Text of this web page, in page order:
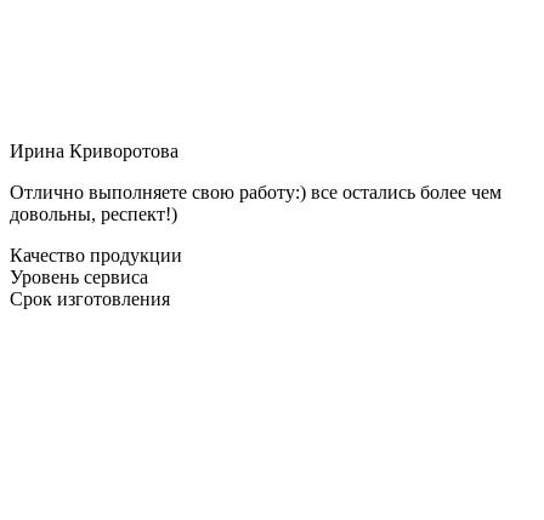
Ирина Криворотова
Отлично выполняете свою работу:) все остались более чем
довольны, респект!)
Качество продукции
Уровень сервиса
Срок изготовления